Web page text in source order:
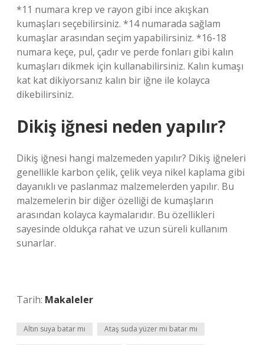
*11 numara krep ve rayon gibi ince akışkan
kumaşları seçebilirsiniz. *14 numarada sağlam
kumaşlar arasından seçim yapabilirsiniz. *16-18
numara keçe, pul, çadır ve perde fonları gibi kalın
kumaşları dikmek için kullanabilirsiniz. Kalın kumaşı
kat kat dikiyorsanız kalın bir iğne ile kolayca
dikebilirsiniz.
Dikiş iğnesi neden yapılır?
Dikiş iğnesi hangi malzemeden yapılır? Dikiş iğneleri
genellikle karbon çelik, çelik veya nikel kaplama gibi
dayanıklı ve paslanmaz malzemelerden yapılır. Bu
malzemelerin bir diğer özelliği de kumaşların
arasından kolayca kaymalarıdır. Bu özellikleri
sayesinde oldukça rahat ve uzun süreli kullanım
sunarlar.
Tarih: Makaleler
Altın suya batar mı Ataş suda yüzer mi batar mı